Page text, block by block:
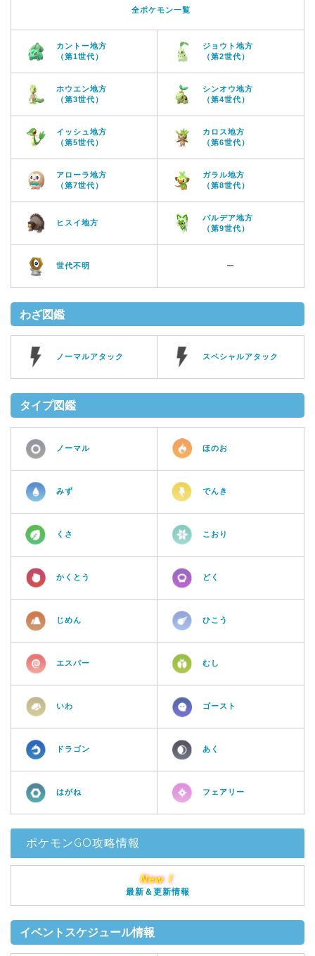
全ポケモン一覧
カントー地方
（第1世代）
ジョウト地方
（第2世代）
ホウエン地方
（第3世代）
シンオウ地方
（第4世代）
イッシュ地方
（第5世代）
カロス地方
（第6世代）
アローラ地方
（第7世代）
ガラル地方
（第8世代）
ヒスイ地方
パルデア地方
（第9世代）
世代不明 ー
わざ図鑑
ノーマルアタック スペシャルアタック
タイプ図鑑
ノーマル ほのお
みず でんき
くさ こおり
かくとう どく
じめん ひこう
エスパー むし
いわ ゴースト
ドラゴン あく
はがね フェアリー
ポケモンGO攻略情報
New！
最新＆更新情報
イベントスケジュール情報